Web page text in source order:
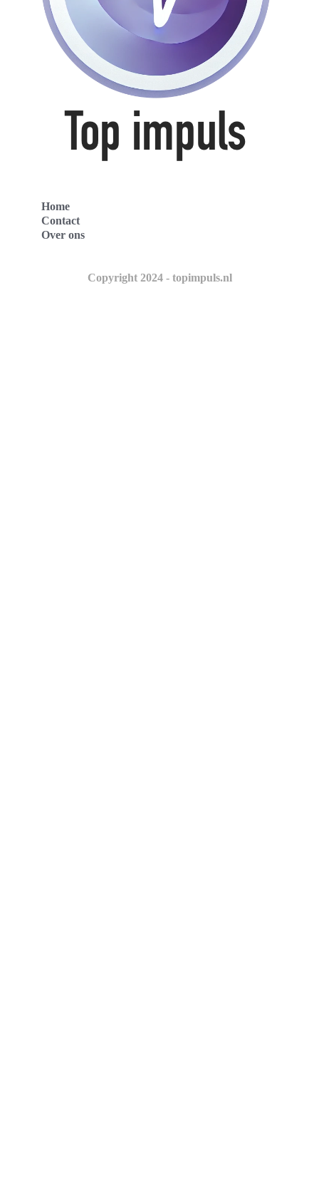
Home
Contact
Over ons
Copyright 2024 - topimpuls.nl